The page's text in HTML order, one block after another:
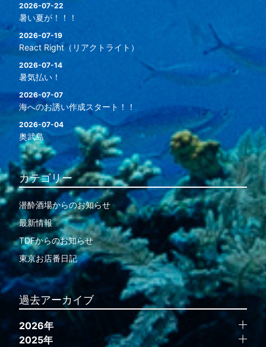
2026-07-22
暑い夏が！！！
2026-07-19
React Right（リアクトライト）
2026-07-14
暑気払い！
2026-07-07
海へのお誘い作成スタート！！
2026-07-04
奥武島
カテゴリー
潜酔酒場からのお知らせ
最新情報
TDFからのお知らせ
東京お店番日記
過去アーカイブ
2026年
2025年